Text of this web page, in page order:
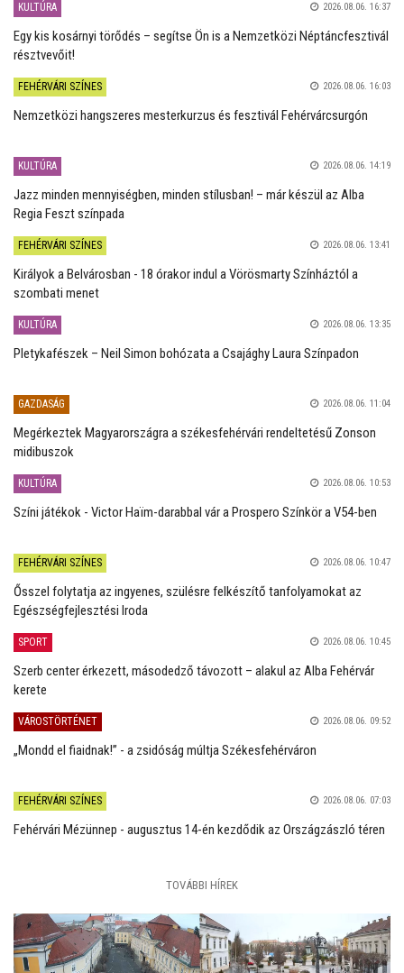
KULTÚRA 2026.08.06. 16:37
Egy kis kosárnyi törődés – segítse Ön is a Nemzetközi Néptáncfesztivál
résztvevőit!
FEHÉRVÁRI SZÍNES 2026.08.06. 16:03
Nemzetközi hangszeres mesterkurzus és fesztivál Fehérvárcsurgón
KULTÚRA 2026.08.06. 14:19
Jazz minden mennyiségben, minden stílusban! – már készül az Alba
Regia Feszt színpada
FEHÉRVÁRI SZÍNES 2026.08.06. 13:41
Királyok a Belvárosban - 18 órakor indul a Vörösmarty Színháztól a
szombati menet
KULTÚRA 2026.08.06. 13:35
Pletykafészek – Neil Simon bohózata a Csajághy Laura Színpadon
GAZDASÁG 2026.08.06. 11:04
Megérkeztek Magyarországra a székesfehérvári rendeltetésű Zonson
midibuszok
KULTÚRA 2026.08.06. 10:53
Színi játékok - Victor Haïm-darabbal vár a Prospero Színkör a V54-ben
FEHÉRVÁRI SZÍNES 2026.08.06. 10:47
Ősszel folytatja az ingyenes, szülésre felkészítő tanfolyamokat az
Egészségfejlesztési Iroda
SPORT 2026.08.06. 10:45
Szerb center érkezett, másodedző távozott – alakul az Alba Fehérvár
kerete
VÁROSTÖRTÉNET 2026.08.06. 09:52
„Mondd el fiaidnak!” - a zsidóság múltja Székesfehérváron
FEHÉRVÁRI SZÍNES 2026.08.06. 07:03
Fehérvári Mézünnep - augusztus 14-én kezdődik az Országzászló téren
TOVÁBBI HÍREK